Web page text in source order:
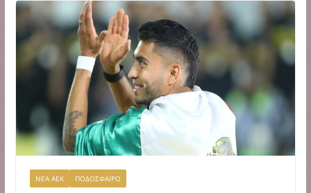
ΝΕΑ ΑΕΚ ΠΟΔΟΣΦΑΙΡΟ